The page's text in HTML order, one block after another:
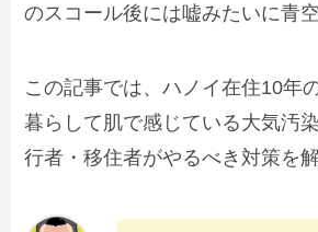
のスコール後には嘘みたいに青
この記事では、ハノイ在住10年
暮らして肌で感じている大気汚
行者・移住者がやるべき対策を